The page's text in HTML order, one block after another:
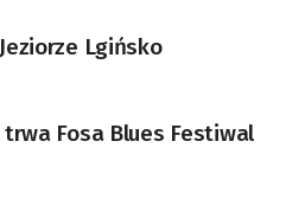
Lgińsko
Fosa Blues Festiwal